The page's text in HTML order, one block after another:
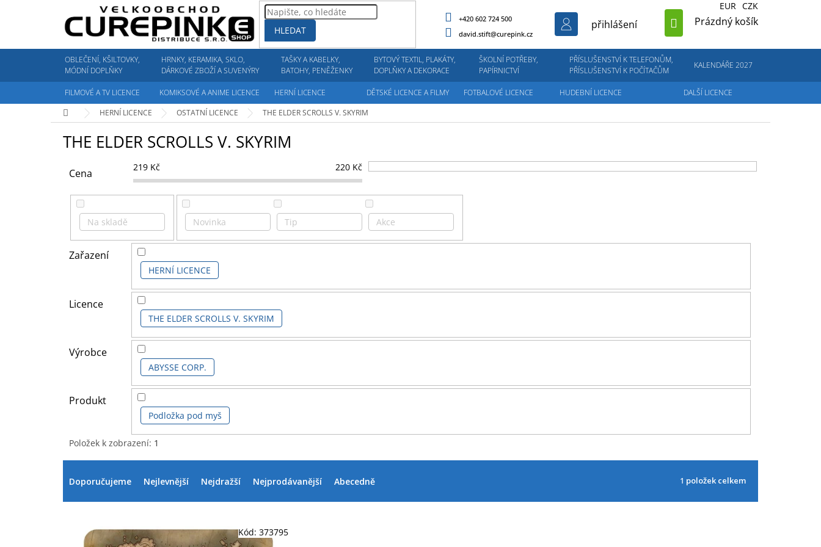
EUR CZK
HLEDAT
+420 602 724 500
david.stift@curepink.cz
NÁKUPNÍ
Prázdný košík
přihlášení
OBLEČENÍ, KŠILTOVKY,
MÓDNÍ DOPLŇKY
HRNKY, KERAMIKA, SKLO,
DÁRKOVÉ ZBOŽÍ A SUVENÝRY
TAŠKY A KABELKY,
BATOHY, PENĚŽENKY
BYTOVÝ TEXTIL, PLAKÁTY,
DOPLŇKY A DEKORACE
ŠKOLNÍ POTŘEBY,
PAPÍRNICTVÍ
PŘÍSLUŠENSTVÍ K TELEFONŮM,
PŘÍSLUŠENSTVÍ K POČÍTAČŮM
KALENDÁŘE 2027
FILMOVÉ A TV LICENCE KOMIKSOVÉ A ANIME LICENCE HERNÍ LICENCE DĚTSKÉ LICENCE A FILMY FOTBALOVÉ LICENCE HUDEBNÍ LICENCE
DALŠÍ LICENCE
Domů
HERNÍ LICENCE OSTATNÍ LICENCE THE ELDER SCROLLS V. SKYRIM
THE ELDER SCROLLS V. SKYRIM
Cena 219 Kč 220 Kč
Na skladě Novinka Tip Akce
Zařazení
HERNÍ LICENCE
Licence
THE ELDER SCROLLS V. SKYRIM
Výrobce
ABYSSE CORP.
Produkt
Podložka pod myš
Položek k zobrazení: 1
V
i
Ř
e
Doporučujeme Nejlevnější Nejdražší Nejprodávanější Abecedně 1 položek celkem
Kód:373795